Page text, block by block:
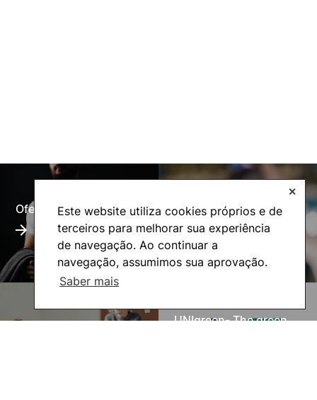
Este website utiliza cookies próprios e de
terceiros para melhorar sua experiência
de navegação. Ao continuar a
navegação, assumimos sua aprovação.
Saber mais
✕
Oferta Formativa Alumni
UNIgreen- The green